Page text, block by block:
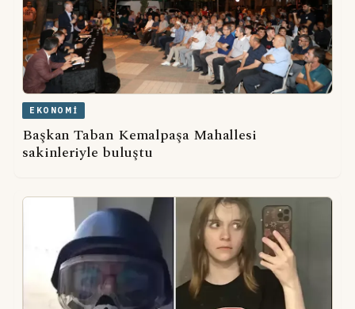
EKONOMI
Başkan Taban Kemalpaşa Mahallesi
sakinleriyle buluştu